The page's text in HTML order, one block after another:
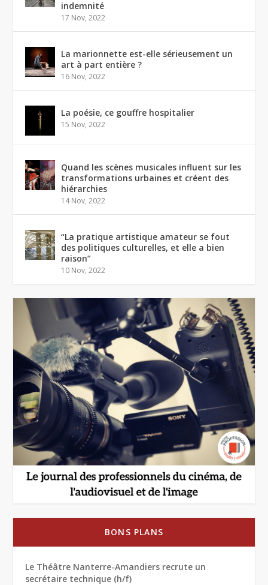
indemnité
17 Nov, 2022
La marionnette est-elle sérieusement un
art à part entière ?
16 Nov, 2022
La poésie, ce gouffre hospitalier
15 Nov, 2022
Quand les scènes musicales influent sur les
transformations urbaines et créent des
hiérarchies
14 Nov, 2022
“La pratique artistique amateur se fout
des politiques culturelles, et elle a bien
raison”
10 Nov, 2022
BONS PLANS
Le Théâtre Nanterre-Amandiers recrute un
secrétaire technique (h/f)